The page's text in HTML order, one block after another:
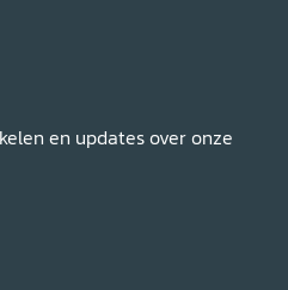
en updates over onze